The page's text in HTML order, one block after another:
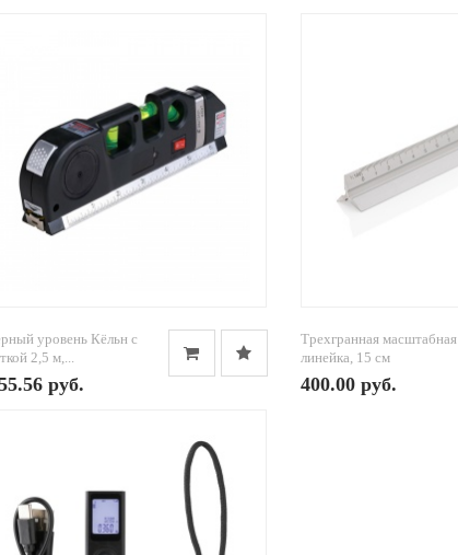
уровень Кёльн с
2,5 м,...
руб.
Трехгранная масштабная
линейка, 15 см
400.00 руб.